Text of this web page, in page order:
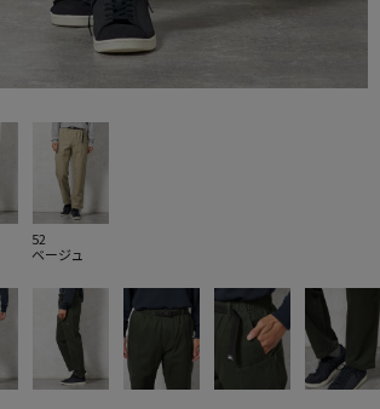
52
ベージュ